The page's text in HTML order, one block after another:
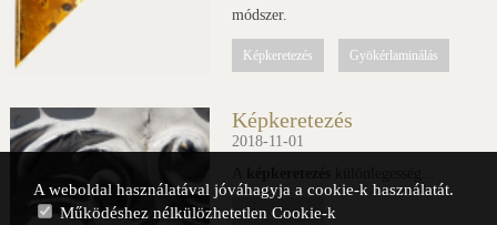
módszer.
Képkeretezés Gyökérlaminálás
Képkeretezés
2018-11-01
Képkeretezés
A weboldal használatával jóváhagyja a cookie-k használatát.
Működéshez nélkülözhetetlen Cookie-k